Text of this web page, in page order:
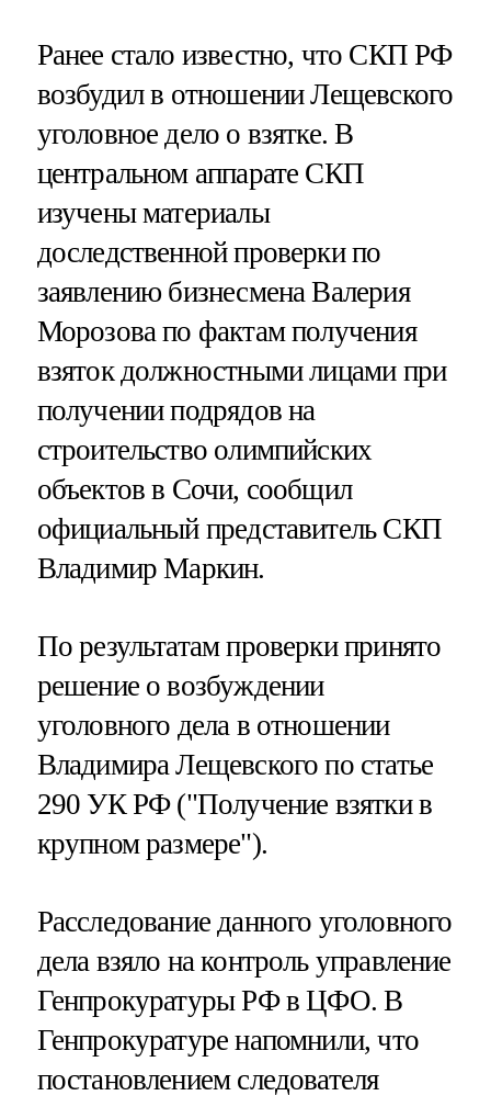
Ранее стало известно, что СКП РФ
возбудил в отношении Лещевского
уголовное дело о взятке. В
центральном аппарате СКП
изучены материалы
доследственной проверки по
заявлению бизнесмена Валерия
Морозова по фактам получения
взяток должностными лицами при
получении подрядов на
строительство олимпийских
объектов в Сочи, сообщил
официальный представитель СКП
Владимир Маркин.
По результатам проверки принято
решение о возбуждении
уголовного дела в отношении
Владимира Лещевского по статье
290 УК РФ ("Получение взятки в
крупном размере").
Расследование данного уголовного
дела взяло на контроль управление
Генпрокуратуры РФ в ЦФО. В
Генпрокуратуре напомнили, что
постановлением следователя